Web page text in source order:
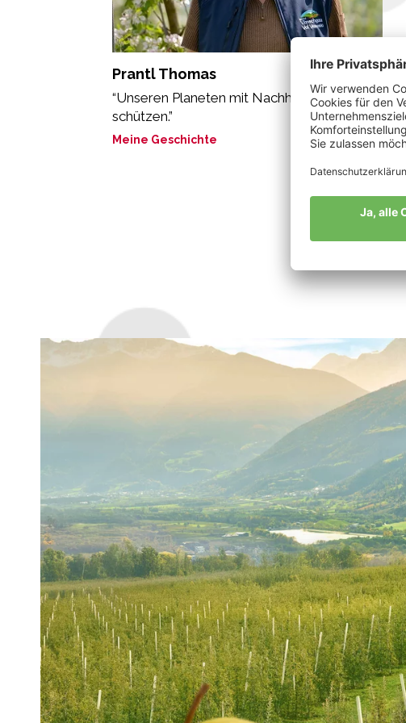
Prantl Thomas
“Unseren Planeten mit Nachhaltigkeit
schützen.”
Meine Geschichte